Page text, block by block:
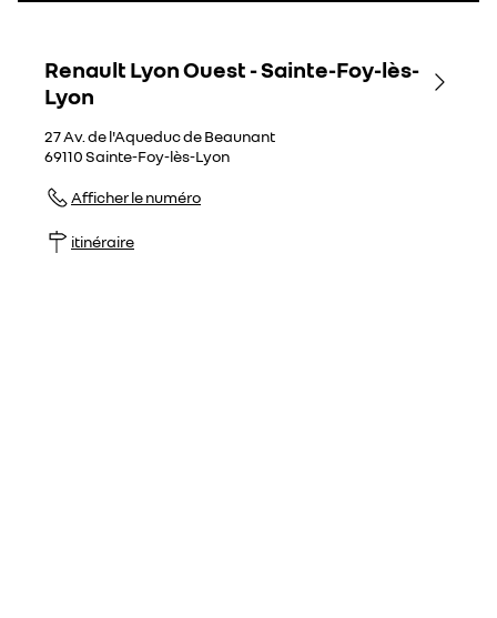
Renault Lyon Ouest - Sainte-Foy-lès-
Lyon
27 Av. de l'Aqueduc de Beaunant
69110Sainte-Foy-lès-Lyon
Afficher le numéro
itinéraire